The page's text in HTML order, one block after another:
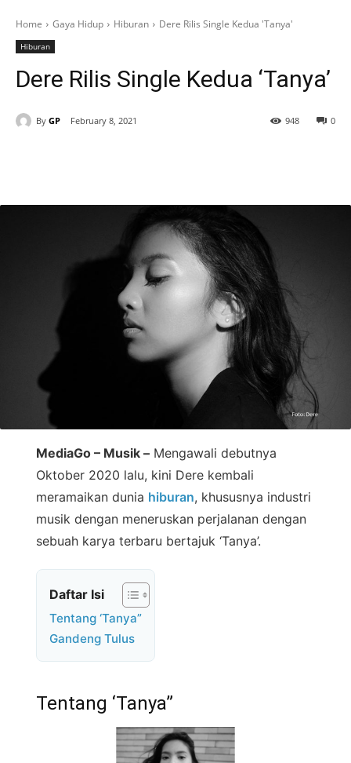
Home Gaya Hidup Hiburan Dere Rilis Single Kedua 'Tanya'
Hiburan
Dere Rilis Single Kedua ‘Tanya’
By GP February 8, 2021 0
948
MediaGo – Musik – Mengawali debutnya
Oktober 2020 lalu, kini Dere kembali
meramaikan dunia hiburan, khususnya industri
musik dengan meneruskan perjalanan dengan
sebuah karya terbaru bertajuk ‘Tanya’.
Daftar Isi
Tentang ‘Tanya”
Gandeng Tulus
Tentang ‘Tanya”